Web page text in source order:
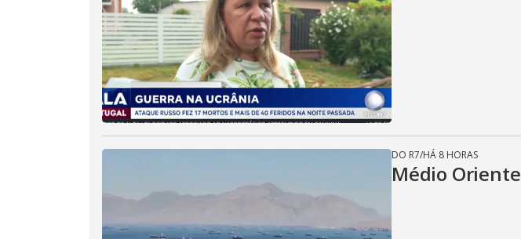
DO R7/HÁ 8 HORAS
Médio Oriente